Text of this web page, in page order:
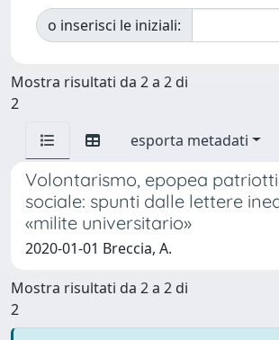
o inserisci le iniziali:
Mostra risultati da 2 a 2 di
2
esporta metadati
Volontarismo, epopea
sociale: spunti dalle lettere
«milite universitario»
2020-01-01 Breccia, A.
Mostra risultati da 2 a 2 di
2